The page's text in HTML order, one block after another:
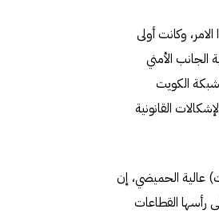
وكانت أولى
الجانب الأمني
الكويت
القانونية
عالية الحميضي، إن
رأسها القطاعات